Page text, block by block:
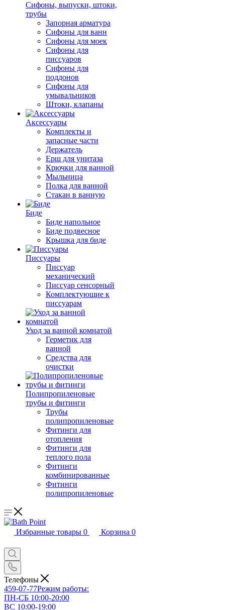
Сифоны, выпуски, штоки,
трубы
Запорная арматура
Сифоны для ванн
Сифоны для моек
Сифоны для
писсуаров
Сифоны для
поддонов
Сифоны для
умывальников
Штоки, клапаны
Аксессуары
Комплекты и
запасные части
Держатель
Ерш для унитаза
Крючки для ванной
Мыльница
Полка для ванной
Стакан в ванную
Биде
Биде напольное
Биде подвесное
Крышка для биде
Писсуары
Писсуар
механический
Писсуар сенсорный
Комплектующие к
писсуарам
Уход за ванной комнатой
Герметик для
ванной
Средства для
очистки
Полипропиленовые
трубы и фитинги
Трубы
полипропиленовые
Фитинги для
отопления
Фитинги для
теплого пола
Фитинги
комбинированные
Фитинги
полипропиленовые
Избранные товары 0 Корзина 0
Телефоны
459-07-77Режим работы:
ПН-СБ 10:00-20:00
ВС 10:00-19:00